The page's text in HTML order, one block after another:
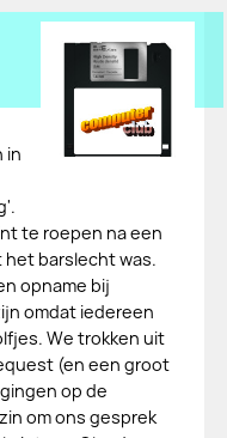
in
te roepen na een
barslecht was.
opname bij
omdat iedereen
We trokken uit
(en een groot
op de
om ons gesprek